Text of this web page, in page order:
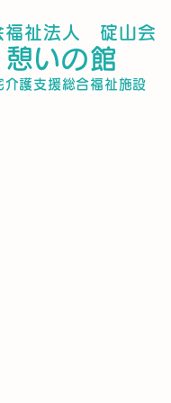
福祉法人 碇山会
​憩いの館
介護支援総合福祉施設